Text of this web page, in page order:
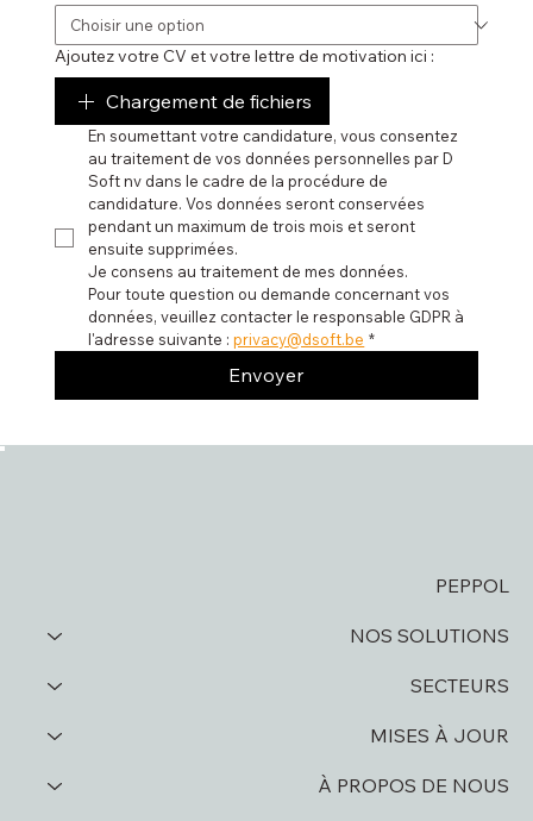
Ajoutez votre CV et votre lettre de motivation ici :
Chargement de fichiers
En soumettant votre candidature, vous consentez
au traitement de vos données personnelles par D
Soft nv dans le cadre de la procédure de
candidature. Vos données seront conservées
pendant un maximum de trois mois et seront
Je consens au traitement de mes données.
Pour toute question ou demande concernant vos
données, veuillez contacter le responsable GDPR à
l'adresse suivante : privacy@dsoft.be *
Envoyer
PEPPOL
NOS SOLUTIONS
SECTEURS
MISES À JOUR
À PROPOS DE NOUS